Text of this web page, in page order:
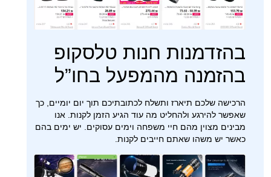
בהזדמנות חנות טלסקופ
בהזמנה מהמפעל בחו”ל
הרכישה שלכם תיארז ותשלח לכתובתיכם תוך יום יומיים, כך
שאפשר להירגע ולהחליט מה עוד הגיע הזמן לקנות. אנו
מבינים מצוין מהם חיי משפחה וימים עסוקים. יש ימים בהם
כאשר יש משהו שאתם חייבים לקנות.